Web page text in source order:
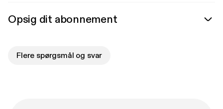
Opsig dit abonnement
Flere spørgsmål og svar